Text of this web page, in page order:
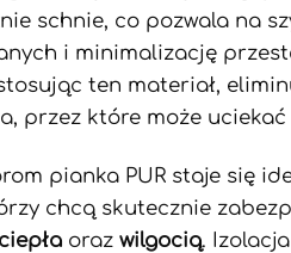
schnie, co pozwala na
i minimalizację
ten materiał,
przez które może uciekać
pianka PUR staje się
chcą skutecznie
oraz wilgocią. Izolacja